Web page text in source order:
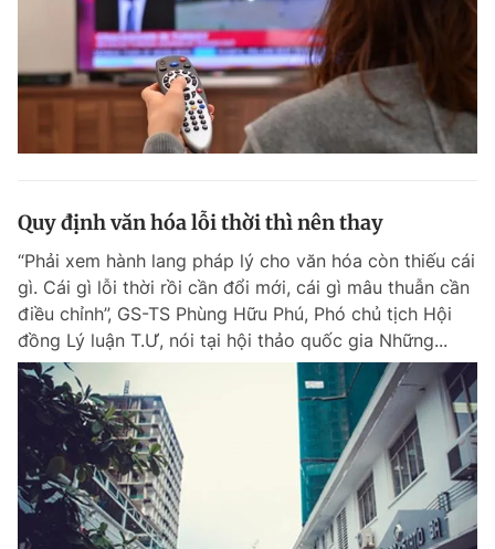
Magazine
Thông tin tòa soạn Liên hệ quảng cáo
Đọc Thanh Niên trên điện thoại
Theo dõi báo trên
Quy định văn hóa lỗi thời thì nên thay
“Phải xem hành lang pháp lý cho văn hóa còn thiếu cái
gì. Cái gì lỗi thời rồi cần đổi mới, cái gì mâu thuẫn cần
điều chỉnh”, GS-TS Phùng Hữu Phú, Phó chủ tịch Hội
đồng Lý luận T.Ư, nói tại hội thảo quốc gia Những...